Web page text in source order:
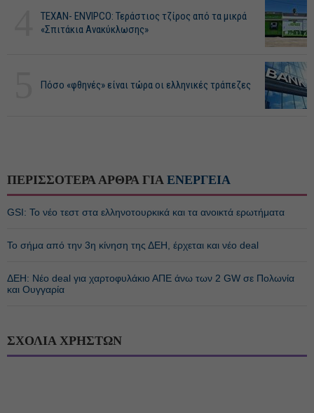
ΤΕΧΑΝ- ENVIPCO: Τεράστιος τζίρος από τα μικρά
«Σπιτάκια Ανακύκλωσης»
Πόσο «φθηνές» είναι τώρα οι ελληνικές τράπεζες
ΠΕΡΙΣΣΟΤΕΡΑ ΑΡΘΡΑ ΓΙΑ ΕΝΕΡΓΕΙΑ
GSI: Το νέο τεστ στα ελληνοτουρκικά και τα ανοικτά ερωτήματα
Το σήμα από την 3η κίνηση της ΔΕΗ, έρχεται και νέο deal
ΔΕΗ: Νέο deal για χαρτοφυλάκιο ΑΠΕ άνω των 2 GW σε Πολωνία
και Ουγγαρία
ΣΧΟΛΙΑ ΧΡΗΣΤΩΝ